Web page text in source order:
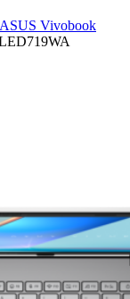
Vivobook